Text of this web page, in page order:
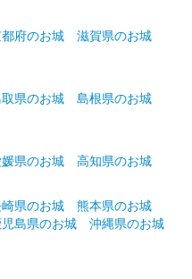
イラスト版
府のお城
滋賀県のお城
県のお城
島根県のお城
県のお城
高知県のお城
県のお城
熊本県のお城
児島県のお城 沖縄県のお城